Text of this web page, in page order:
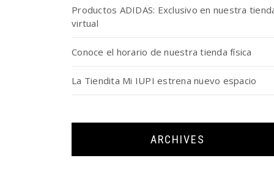
Productos ADIDAS: Exclusivo en nuestra
virtual
Conoce el horario de nuestra tienda física
La Tiendita Mi IUPI estrena nuevo espacio
ARCHIVES